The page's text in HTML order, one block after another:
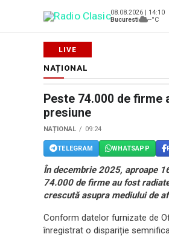
08.08.2026 | 14:10
Bucuresti
--°C
NAȚIONAL
Peste 74.000 de firme
presiune
NAȚIONAL 09:24
TELEGRAM WHATSAPP
În decembrie 2025, aproape
74.000 de firme au fost
crescută asupra mediului de
Conform datelor furnizate de
înregistrat o dispariție